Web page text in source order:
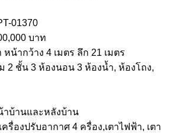
01370
บาท
หน้ากว้าง 4 เมตร ลึก 21 เมตร
2 ชั้น 3 ห้องนอน 3 ห้องน้ำ, ห้องโถง,
าบ้านและหลังบ้าน
รื่องปรับอากาศ 4 ครื่อง,เตาไฟฟ้า, เตา